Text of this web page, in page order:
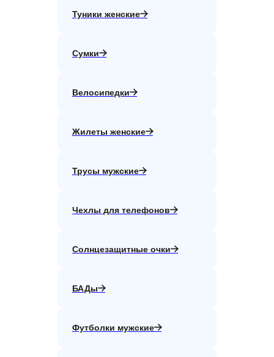
Туники женские
Сумки
Велосипедки
Жилеты женские
Трусы мужские
Чехлы для телефонов
Солнцезащитные очки
БАДы
Футболки мужские